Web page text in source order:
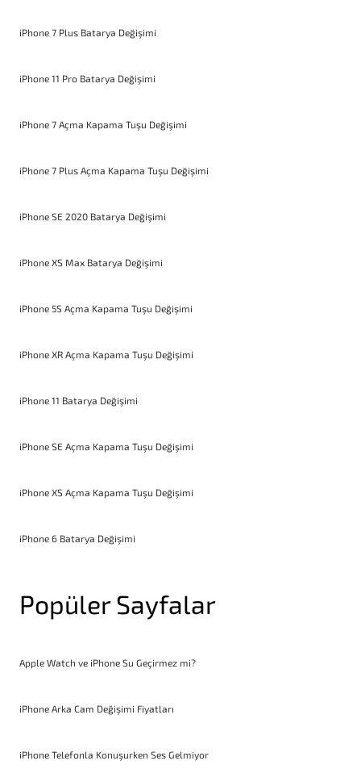
iPhone 7 Plus Batarya Değişimi
iPhone 11 Pro Batarya Değişimi
iPhone 7 Açma Kapama Tuşu Değişimi
iPhone 7 Plus Açma Kapama Tuşu Değişimi
iPhone SE 2020 Batarya Değişimi
iPhone XS Max Batarya Değişimi
iPhone 5S Açma Kapama Tuşu Değişimi
iPhone XR Açma Kapama Tuşu Değişimi
iPhone 11 Batarya Değişimi
iPhone SE Açma Kapama Tuşu Değişimi
iPhone XS Açma Kapama Tuşu Değişimi
iPhone 6 Batarya Değişimi
Popüler Sayfalar
Apple Watch ve iPhone Su Geçirmez mi?
iPhone Arka Cam Değişimi Fiyatları
iPhone Telefonla Konuşurken Ses Gelmiyor